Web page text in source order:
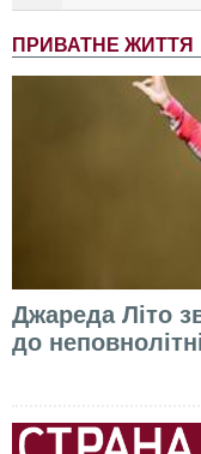
ПРИВАТНЕ ЖИТТЯ
Джареда Літо
до